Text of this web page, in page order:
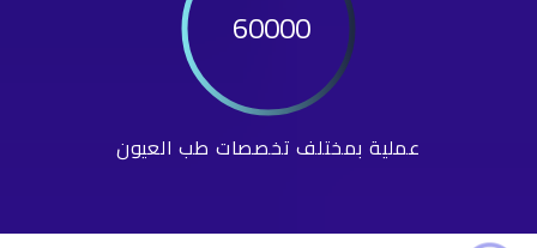
60000
عملية بمختلف تخصصات طب العيون